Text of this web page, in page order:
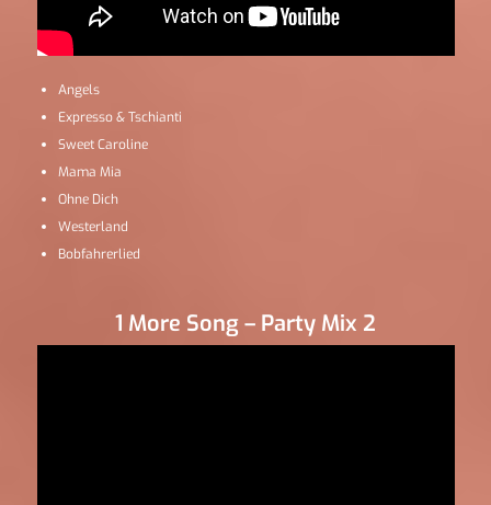
Angels
Expresso & Tschianti
Sweet Caroline
Mama Mia
Ohne Dich
Westerland
Bobfahrerlied
1 More Song – Party Mix 2